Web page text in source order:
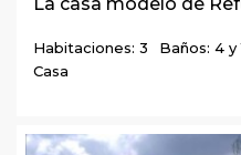
Habitaciones: 3 Baños: 4 y
Casa